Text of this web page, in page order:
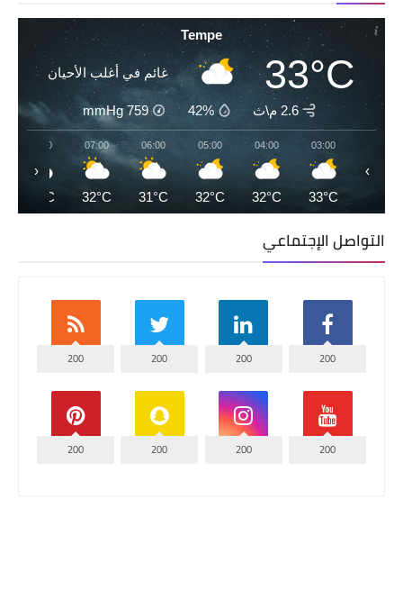
Tempe
33°C غائم في أغلب الأحيان
2.6 م\ث 42%
759
mmHg
03:00
33°C
04:00
32°C
05:00
32°C
06:00
31°C
07:00
32°C
08:00
33°C
‹ ›
التواصل الإجتماعي
200
200
200
200
200
200
200
200